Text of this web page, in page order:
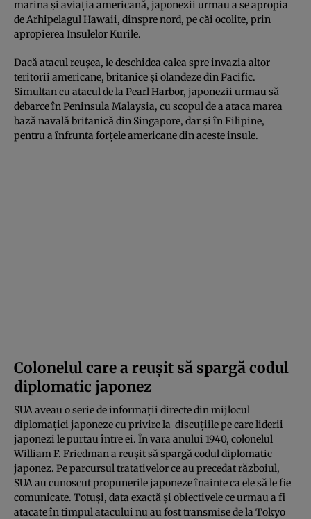
marina și aviația americană, japonezii urmau a se apropia
de Arhipelagul Hawaii, dinspre nord, pe căi ocolite, prin
apropierea Insulelor Kurile.
Dacă atacul reușea, le deschidea calea spre invazia altor
teritorii americane, britanice și olandeze din Pacific.
Simultan cu atacul de la Pearl Harbor, japonezii urmau să
debarce în Peninsula Malaysia, cu scopul de a ataca marea
bază navală britanică din Singapore, dar și în Filipine,
pentru a înfrunta forțele americane din aceste insule.
Colonelul care a reușit să spargă codul
diplomatic japonez
SUA aveau o serie de informații directe din mijlocul
diplomației japoneze cu privire la discuțiile pe care liderii
japonezi le purtau între ei. În vara anului 1940, colonelul
William F. Friedman a reușit să spargă codul diplomatic
japonez. Pe parcursul tratativelor ce au precedat războiul,
SUA au cunoscut propunerile japoneze înainte ca ele să le fie
comunicate. Totuși, data exactă și obiectivele ce urmau a fi
atacate în timpul atacului nu au fost transmise de la Tokyo